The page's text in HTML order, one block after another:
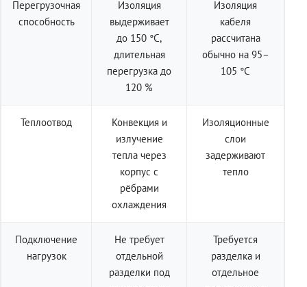
Перегрузочная
способность
Изоляция
выдерживает
до 150 °C,
длительная
перегрузка до
120 %
Изоляция
кабеля
рассчитана
обычно на 95–
105 °C
Теплоотвод
Конвекция и
излучение
тепла через
корпус с
рёбрами
охлаждения
Изоляционные
слои
задерживают
тепло
Подключение
нагрузок
Не требует
отдельной
разделки под
Требуется
разделка и
отдельное